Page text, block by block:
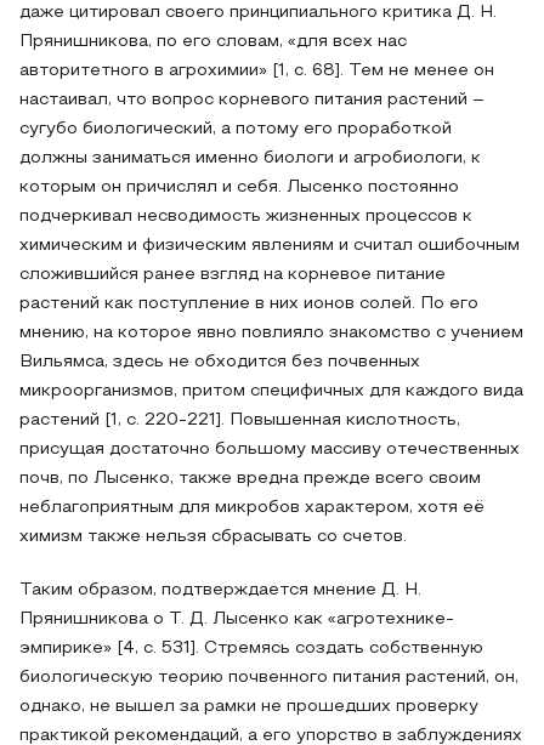
даже цитировал своего принципиального критика Д. Н.
Прянишникова, по его словам, «для всех нас
авторитетного в агрохимии» [1, с. 68]. Тем не менее он
настаивал, что вопрос корневого питания растений –
сугубо биологический, а потому его проработкой
должны заниматься именно биологи и агробиологи, к
которым он причислял и себя. Лысенко постоянно
подчеркивал несводимость жизненных процессов к
химическим и физическим явлениям и считал ошибочным
сложившийся ранее взгляд на корневое питание
растений как поступление в них ионов солей. По его
мнению, на которое явно повлияло знакомство с учением
Вильямса, здесь не обходится без почвенных
микроорганизмов, притом специфичных для каждого вида
растений [1, с. 220-221]. Повышенная кислотность,
присущая достаточно большому массиву отечественных
почв, по Лысенко, также вредна прежде всего своим
неблагоприятным для микробов характером, хотя её
химизм также нельзя сбрасывать со счетов.
Таким образом, подтверждается мнение Д. Н.
Прянишникова о Т. Д. Лысенко как «агротехнике-
эмпирике» [4, с. 531]. Стремясь создать собственную
биологическую теорию почвенного питания растений, он,
однако, не вышел за рамки не прошедших проверку
практикой рекомендаций, а его упорство в заблуждениях